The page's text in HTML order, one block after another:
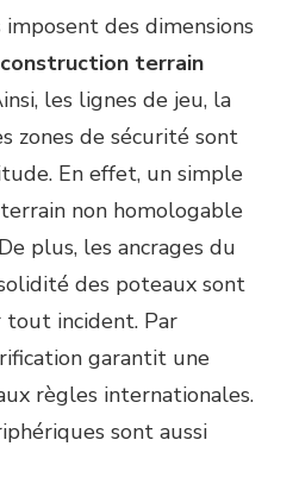
des dimensions
construction terrain
les lignes de jeu, la
zones de sécurité sont
En effet, un simple
non homologable
plus, les ancrages du
des poteaux sont
incident. Par
garantit une
règles internationales.
sont aussi